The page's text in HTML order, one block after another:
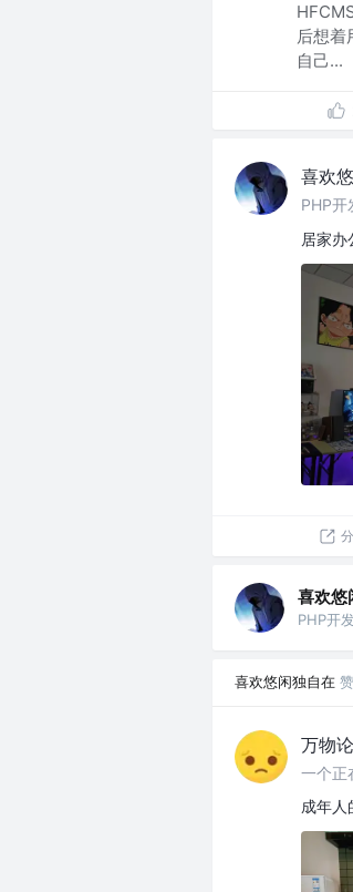
后想着
自己...
喜欢
PHP开
居家办
喜欢悠
PHP开
喜欢悠闲独自在
万物论
一个正
成年人